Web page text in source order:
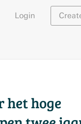
Login
het hoge